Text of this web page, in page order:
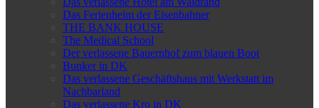
Das Ferienheim der Eisenbahner
THE BANK HOUSE
The Medical School
Der verlassene Bauernhof zum blauen Boot
Bunker in DK
Das verlassene Geschäftshaus mit Werkstatt im
Nachbarland
Das verlassene Kro in DK